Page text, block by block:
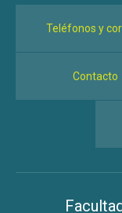
Teléfonos y
Contacto